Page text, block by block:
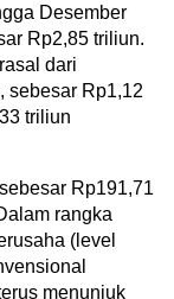
Desember
Rp2,85 triliun.
dari
sebesar Rp1,12
triliun
Rp191,71
rangka
(level
menunjuk